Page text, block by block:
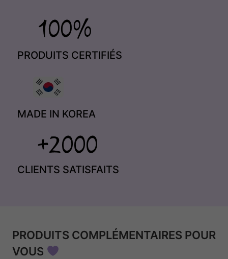
PRODUITS CERTIFIÉS
MADE IN KOREA
CLIENTS SATISFAITS
PRODUITS COMPLÉMENTAIRES POUR
VOUS